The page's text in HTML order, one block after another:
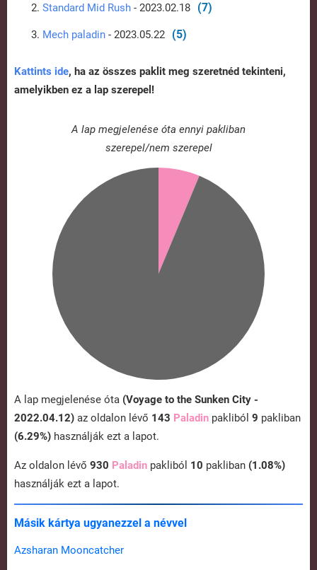
Standard Mid Rush - 2023.02.18 (7)
Mech paladin - 2023.05.22 (5)
Kattints ide, ha az összes paklit meg szeretnéd tekinteni,
amelyikben ez a lap szerepel!
A lap megjelenése óta ennyi pakliban
szerepel/nem szerepel
A lap megjelenése óta (Voyage to the Sunken City -
2022.04.12) az oldalon lévő 143 Paladin pakliból 9 pakliban
(6.29%) használják ezt a lapot.
Az oldalon lévő 930 Paladin pakliból 10 pakliban (1.08%)
használják ezt a lapot.
Másik kártya ugyanezzel a névvel
Azsharan Mooncatcher